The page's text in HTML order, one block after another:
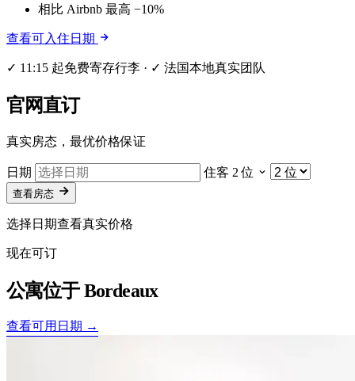
相比 Airbnb 最高 −10%
查看可入住日期
✓ 11:15 起免费寄存行李 · ✓ 法国本地真实团队
官网直订
真实房态，最优价格保证
日期 住客 2 位
查看房态
选择日期查看真实价格
现在可订
公寓位于Bordeaux
查看可用日期 →